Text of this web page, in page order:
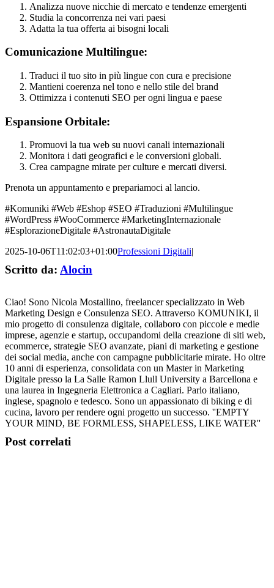
Analizza nuove nicchie di mercato e tendenze emergenti
Studia la concorrenza nei vari paesi
Adatta la tua offerta ai bisogni locali
Comunicazione Multilingue:
Traduci il tuo sito in più lingue con cura e precisione
Mantieni coerenza nel tono e nello stile del brand
Ottimizza i contenuti SEO per ogni lingua e paese
Espansione Orbitale:
Promuovi la tua web su nuovi canali internazionali
Monitora i dati geografici e le conversioni globali.
Crea campagne mirate per culture e mercati diversi.
Prenota un appuntamento e prepariamoci al lancio.
#Komuniki #Web #Eshop #SEO #Traduzioni #Multilingue
#WordPress #WooCommerce #MarketingInternazionale
#EsplorazioneDigitale #AstronautaDigitale
2025-10-06T11:02:03+01:00Professioni Digitali|
Scritto da: Alocin
Ciao! Sono Nicola Mostallino, freelancer specializzato in Web
Marketing Design e Consulenza SEO. Attraverso KOMUNIKI, il
mio progetto di consulenza digitale, collaboro con piccole e medie
imprese, agenzie e startup, occupandomi della creazione di siti web,
ecommerce, strategie SEO avanzate, piani di marketing e gestione
dei social media, anche con campagne pubblicitarie mirate. Ho oltre
10 anni di esperienza, consolidata con un Master in Marketing
Digitale presso la La Salle Ramon Llull University a Barcellona e
una laurea in Ingegneria Elettronica a Cagliari. Parlo italiano,
inglese, spagnolo e tedesco. Sono un appassionato di biking e di
cucina, lavoro per rendere ogni progetto un successo. ''EMPTY
YOUR MIND, BE FORMLESS, SHAPELESS, LIKE WATER''
Post correlati